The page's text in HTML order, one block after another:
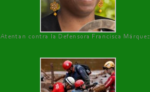
Atentan contra la Defensora Francisca Márquez